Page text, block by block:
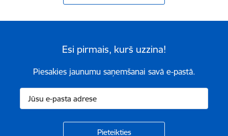
Esi pirmais, kurš uzzina!
Piesakies jaunumu saņemšanai savā e-pastā.